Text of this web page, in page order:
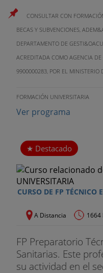
CONSULTAR CON
BECAS Y SUBVENCIONES,
DEPARTAMENTO DE
ACREDITADA COMO AGENCIA
9900000283, POR EL MINISTERIO
FORMACIÓN UNIVERSITARIA
Ver programa
Destacado
CURSO DE FP TÉCNICO
A Distancia 1664
FP Preparatorio
Sanitarias. Este
su actividad en el